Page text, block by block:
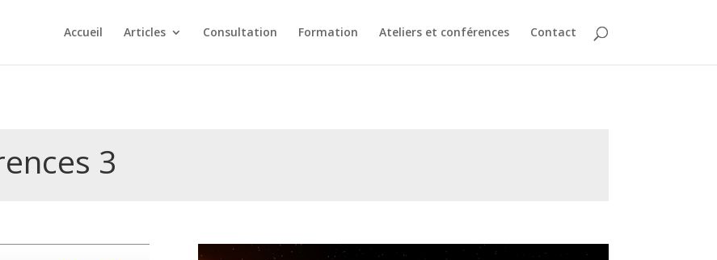
Accueil Articles Consultation Formation Ateliers et conférences Contact
3